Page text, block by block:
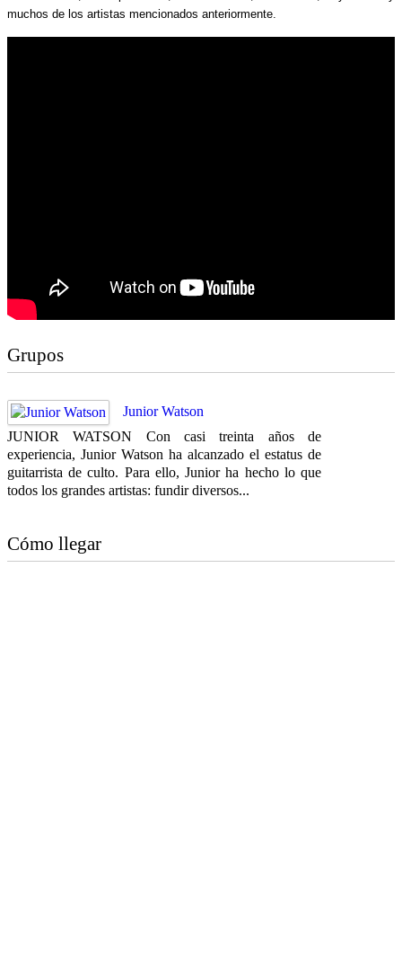
muchos de los artistas mencionados anteriormente.
Grupos
Junior Watson
JUNIOR WATSON Con casi treinta años de
experiencia, Junior Watson ha alcanzado el estatus de
guitarrista de culto. Para ello, Junior ha hecho lo que
todos los grandes artistas: fundir diversos...
Cómo llegar